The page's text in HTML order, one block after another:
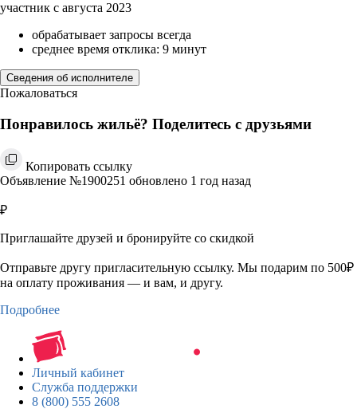
участник с августа 2023
обрабатывает запросы всегда
среднее время отклика: 9 минут
Сведения об исполнителе
Пожаловаться
Понравилось жильё? Поделитесь с друзьями
Копировать ссылку
Объявление №1900251 обновлено 1 год назад
₽
Приглашайте друзей и бронируйте со скидкой
Отправьте другу пригласительную ссылку. Мы подарим по 500₽
на оплату проживания — и вам, и другу.
Подробнее
Личный кабинет
Служба поддержки
8 (800) 555 2608